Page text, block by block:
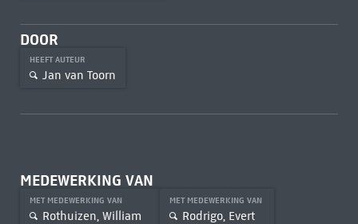
DOOR
HEEFT AUTEUR
Jan van Toorn
MEDEWERKING VAN
MET MEDEWERKING VAN
Rothuizen, William
MET MEDEWERKING VAN
Rodrigo, Evert